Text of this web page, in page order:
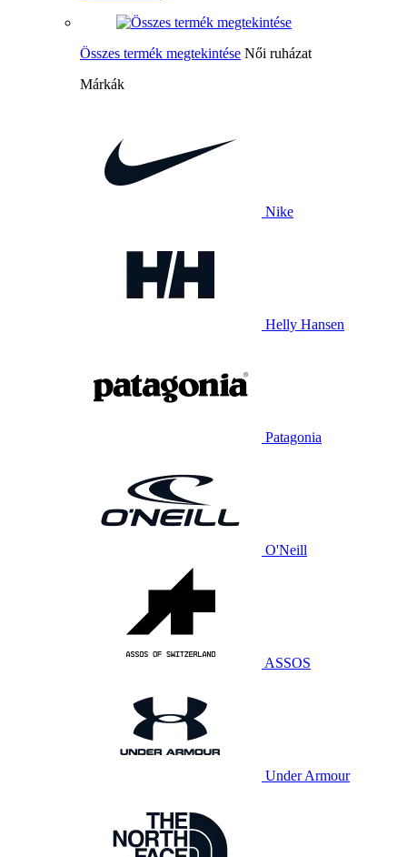
Összes termék megtekintése Női ruházat
Márkák
Nike
Helly Hansen
Patagonia
O'Neill
ASSOS
Under Armour